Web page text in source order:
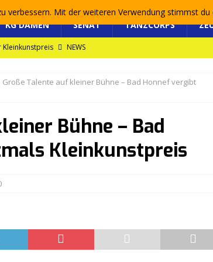
KG DAMEN SENAT TANZCORPS
Kleinkunstpreis
NEWS
2025
NEWS
Große Talente auf kleiner Bühne – Bad Honnef vergibt
Bühne – Bad
Kleinkunstpreis
verbessern. Mit der weiteren Verwendung stimmst du